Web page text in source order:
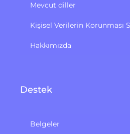
Mevcut diller
Kişisel Verilerin Korunması
Hakkımızda
Destek
Belgeler